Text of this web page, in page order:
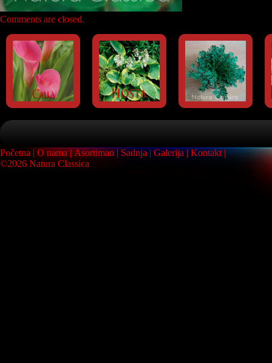
Comments are closed.
Početna O nama Asortiman Sadnja Galerija
Kontakt
©2026 Natura Classica